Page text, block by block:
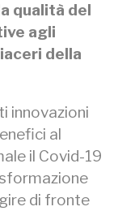
qualità del
agli
della
innovazioni
al
il Covid-19
di fronte